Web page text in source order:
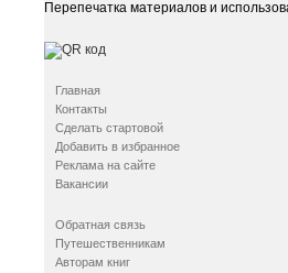
Перепечатка материалов и
Главная
Контакты
Сделать стартовой
Добавить в избранное
Реклама на сайте
Вакансии
Обратная связь
Путешественникам
Авторам книг